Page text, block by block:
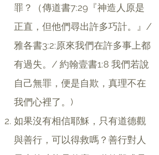
罪？（傳道書7:29『神造人原是
正直，但他們尋出許多巧計。』/
雅各書3:2:原來我們在許多事上都
有過失。/ 約翰壹書1:8 我們若說
自己無罪，便是自欺，真理不在
我們心裡了。)
如果沒有相信耶穌，只有道德觀
與善行，可以得救嗎？​善行對人